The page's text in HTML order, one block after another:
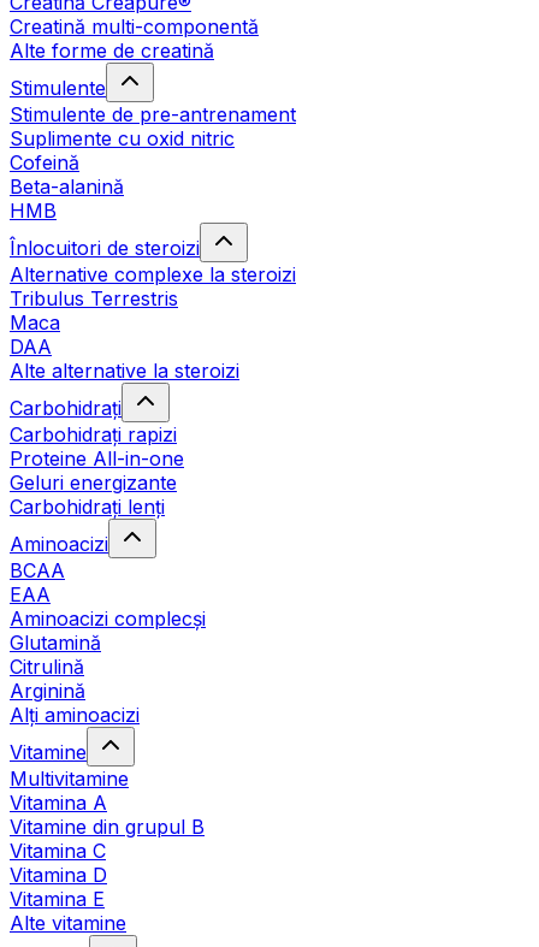
Creatină multi-componentă
Alte forme de creatină
Stimulente
Stimulente de pre-antrenament
Suplimente cu oxid nitric
Cofeină
Beta-alanină
HMB
Înlocuitori de steroizi
Alternative complexe la steroizi
Tribulus Terrestris
Maca
DAA
Alte alternative la steroizi
Carbohidrați
Carbohidrați rapizi
Proteine All-in-one
Geluri energizante
Carbohidrați lenți
Aminoacizi
BCAA
EAA
Aminoacizi complecși
Glutamină
Citrulină
Arginină
Alți aminoacizi
Vitamine
Multivitamine
Vitamina A
Vitamine din grupul B
Vitamina C
Vitamina D
Vitamina E
Alte vitamine